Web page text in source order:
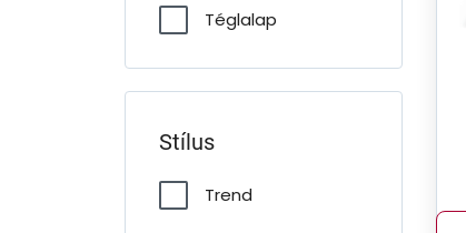
Téglalap
Stílus
Trend